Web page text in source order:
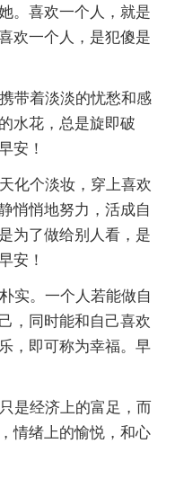
。喜欢一个人，就是
欢一个人，是犯傻是
带着淡淡的忧愁和感
水花，总是旋即破
安！
化个淡妆，穿上喜欢
悄悄地努力，活成自
为了做给别人看，是
安！
实。一个人若能做自
，同时能和自己喜欢
，即可称为幸福。早
是经济上的富足，而
情绪上的愉悦，和心